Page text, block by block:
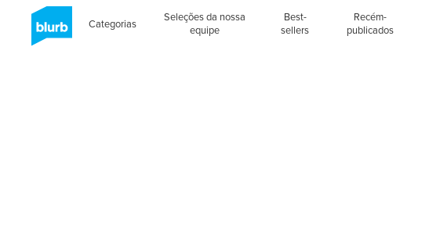
Categorias
Seleções da nossa
equipe
Best-
sellers
Recém-
publicados